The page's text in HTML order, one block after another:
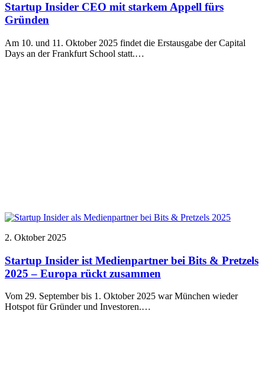
Startup Insider CEO mit starkem Appell fürs
Gründen
Am 10. und 11. Oktober 2025 findet die Erstausgabe der Capital
Days an der Frankfurt School statt.…
2. Oktober 2025
Startup Insider ist Medienpartner bei Bits & Pretzels
2025 – Europa rückt zusammen
Vom 29. September bis 1. Oktober 2025 war München wieder
Hotspot für Gründer und Investoren.…